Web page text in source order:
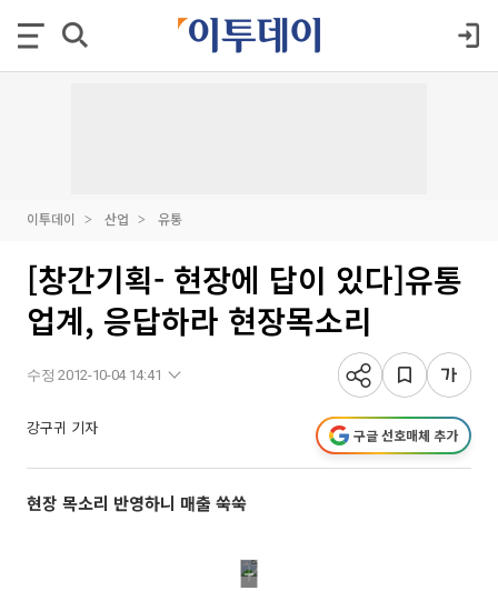
이투데이 산업 유통
[창간기획- 현장에 답이 있다]유통
업계, 응답하라 현장목소리
수정 2012-10-04 14:41
강구귀 기자 구글 선호매체 추가
현장 목소리 반영하니 매출 쑥쑥